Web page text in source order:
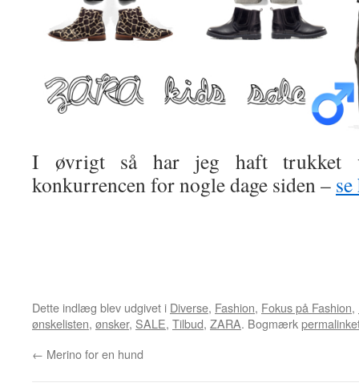
I øvrigt så har jeg haft trukket
konkurrencen for nogle dage siden –
Dette indlæg blev udgivet i Diverse, Fashion, Fokus på Fashion,
ønskelisten, ønsker, SALE, Tilbud, ZARA. Bogmærk
← Merino for en hund